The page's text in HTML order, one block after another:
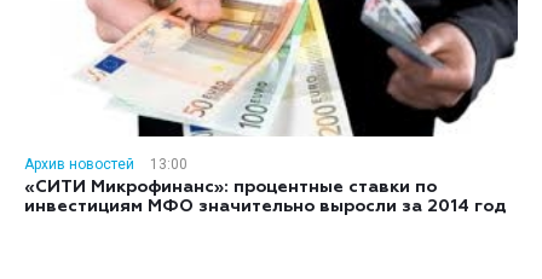
Архив новостей
13:00
«СИТИ Микрофинанс»: процентные ставки по
инвестициям МФО значительно выросли за 2014 год